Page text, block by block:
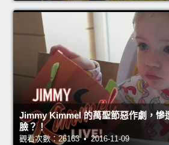
Jimmy Kimmel 的萬聖節惡作劇，慘
臉？！
觀看次數：26163 • 2016-11-09